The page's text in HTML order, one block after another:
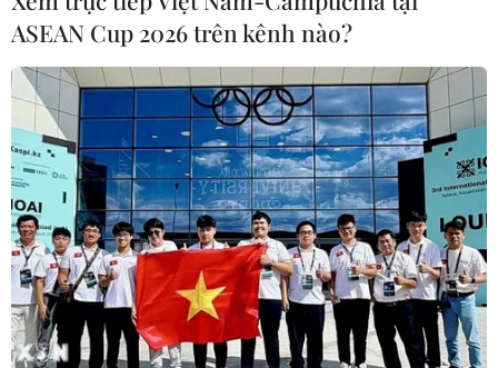
Ca sỹ Châu Việt Cường kháng cáo xin
giảm nhẹ hình phạt
27/03/2019 10:11
Tòa án nhân dân thành phố Hà Nội tuyên phạt 13 năm
ASEAN Cup 2026 trên kênh nào?